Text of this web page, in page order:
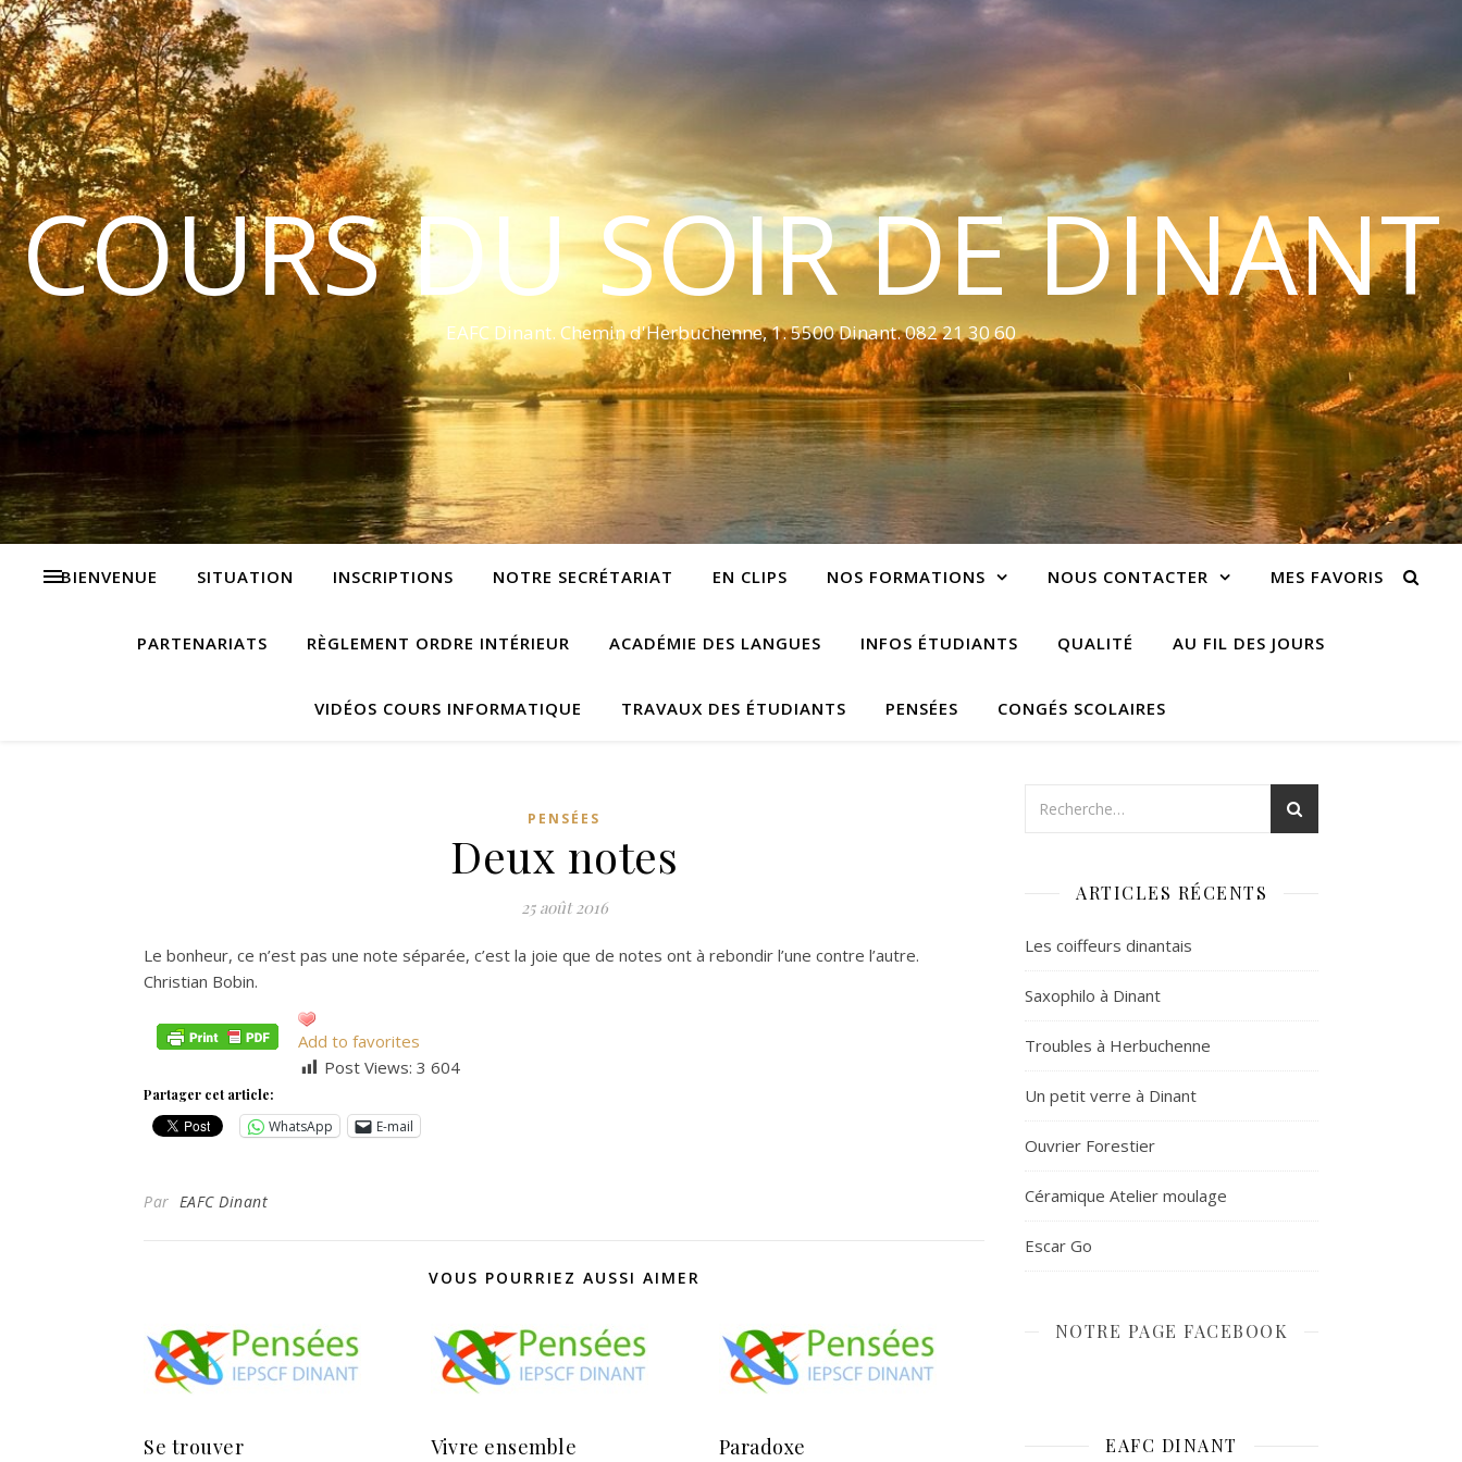
COURS DU SOIR DE DINANT
EAFC Dinant. Chemin d'Herbuchenne, 1. 5500 Dinant. 082 21 30 60
BIENVENUE SITUATION INSCRIPTIONS NOTRE SECRÉTARIAT EN CLIPS NOS FORMATIONS NOUS CONTACTER MES FAVORIS
PARTENARIATS RÈGLEMENT ORDRE INTÉRIEUR ACADÉMIE DES LANGUES INFOS ÉTUDIANTS QUALITÉ AU FIL DES JOURS
VIDÉOS COURS INFORMATIQUE TRAVAUX DES ÉTUDIANTS PENSÉES CONGÉS SCOLAIRES
PENSÉES
Deux notes
25 août 2016
Le bonheur, ce n’est pas une note séparée, c’est la joie que de notes ont à rebondir l’une contre l’autre.
Christian Bobin.
Add to favorites
Post Views: 3 604
Partager cet article:
WhatsApp E-mail
Par EAFC Dinant
VOUS POURRIEZ AUSSI AIMER
Se trouver Vivre ensemble Paradoxe
ARTICLES RÉCENTS
Les coiffeurs dinantais
Saxophilo à Dinant
Troubles à Herbuchenne
Un petit verre à Dinant
Ouvrier Forestier
Céramique Atelier moulage
Escar Go
NOTRE PAGE FACEBOOK
EAFC DINANT